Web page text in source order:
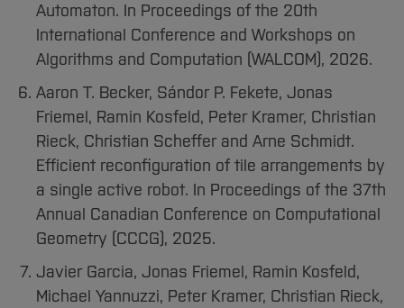
Automaton. In Proceedings of the 20th
International Conference and Workshops on
Algorithms and Computation (WALCOM), 2026.
Aaron T. Becker, Sándor P. Fekete, Jonas
Friemel, Ramin Kosfeld, Peter Kramer, Christian
Rieck, Christian Scheﬀer and Arne Schmidt.
Efficient reconfiguration of tile arrangements by
a single active robot. In Proceedings of the 37th
Annual Canadian Conference on Computational
Geometry (CCCG), 2025.
Javier Garcia, Jonas Friemel, Ramin Kosfeld,
Michael Yannuzzi, Peter Kramer, Christian Rieck,